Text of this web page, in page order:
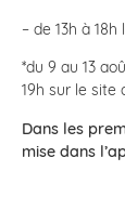
– de 13h à
*du 9 au 13
19h sur le site
Dans les
mise dans